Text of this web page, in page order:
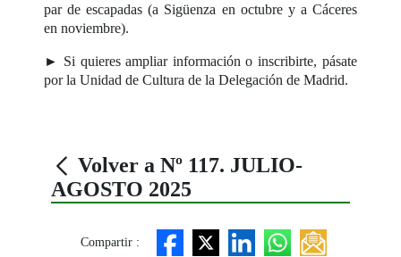
par de escapadas (a Sigüenza en octubre y a Cáceres
en noviembre).
► Si quieres ampliar información o inscribirte, pásate
por la Unidad de Cultura de la Delegación de Madrid.
Volver a Nº 117. JULIO-
AGOSTO 2025
Compartir :